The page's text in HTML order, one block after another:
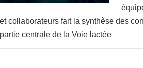
et collaborateurs fait la synthèse des
partie centrale de la Voie lactée